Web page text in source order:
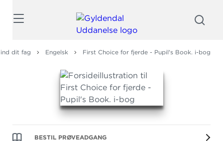
dit fag Engelsk First Choice for fjerde - Pupil's Book. i-bog
BESTIL PRØVEADGANG